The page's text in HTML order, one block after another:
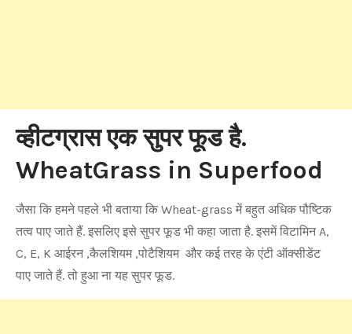
व्हीटग्रास एक सुपर फूड है.
WheatGrass in Superfood
जैसा कि हमने पहले भी बताया कि Wheat-grass में बहुत अधिक पौष्टिक
तत्व पाए जाते हैं. इसलिए इसे सुपर फूड भी कहा जाता है. इसमें विटामिन A,
C, E, K आईरन ,कैलशियम ,पोटैशियम और कई तरह के एंटी ऑक्सीडेंट
पाए जाते हैं. तो हुआ ना यह सुपर फूड.